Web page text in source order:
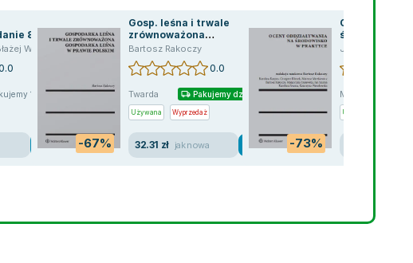
8
Wierzbowski
10.08
-67%
Gosp. leśna i trwale
zrównoważona
gospodarka..
Bartosz Rakoczy
0.0
Twarda Pakujemy dzisiaj
Używana Wyprzedaż
32.31 zł jak nowa -73%
Oceny
środowisko w
Jan Szuma
Miękka